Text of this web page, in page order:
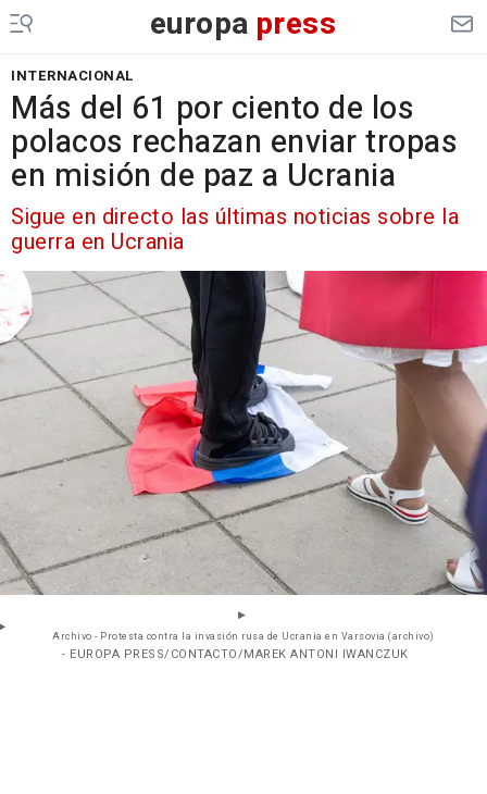
europa press
INTERNACIONAL
Más del 61 por ciento de los
polacos rechazan enviar tropas
en misión de paz a Ucrania
Sigue en directo las últimas noticias sobre la
guerra en Ucrania
Archivo - Protesta contra la invasión rusa de Ucrania en Varsovia (archivo)
- EUROPA PRESS/CONTACTO/MAREK ANTONI IWANCZUK